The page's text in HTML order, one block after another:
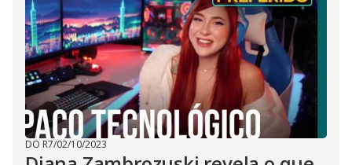
DO R7/02/10/2023